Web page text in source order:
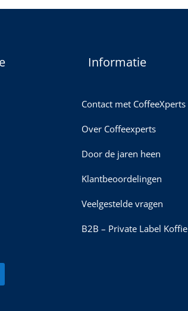
Informatie
Contact met CoffeeXperts
Over Coffeexperts
Door de jaren heen
Klantbeoordelingen
Veelgestelde vragen
B2B – Private Label Koffie